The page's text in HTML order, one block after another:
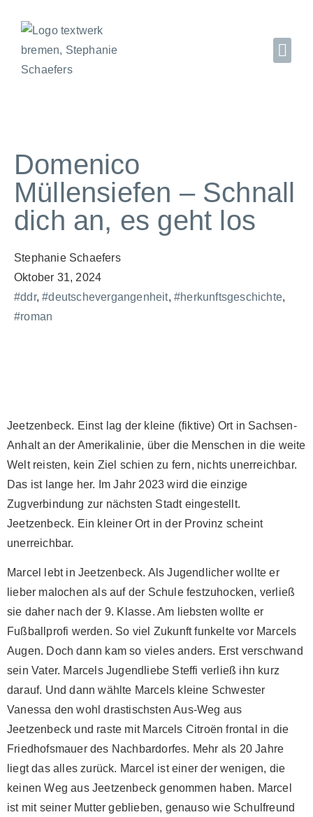
Domenico
Müllensiefen – Schnall
dich an, es geht los
Stephanie Schaefers
Oktober 31, 2024
#ddr,#deutschevergangenheit,#herkunftsgeschichte,
#roman
Jeetzenbeck. Einst lag der kleine (fiktive) Ort in Sachsen-
Anhalt an der Amerikalinie, über die Menschen in die weite
Welt reisten, kein Ziel schien zu fern, nichts unerreichbar.
Das ist lange her. Im Jahr 2023 wird die einzige
Zugverbindung zur nächsten Stadt eingestellt.
Jeetzenbeck. Ein kleiner Ort in der Provinz scheint
unerreichbar.
Marcel lebt in Jeetzenbeck. Als Jugendlicher wollte er
lieber malochen als auf der Schule festzuhocken, verließ
sie daher nach der 9. Klasse. Am liebsten wollte er
Fußballprofi werden. So viel Zukunft funkelte vor Marcels
Augen. Doch dann kam so vieles anders. Erst verschwand
sein Vater. Marcels Jugendliebe Steffi verließ ihn kurz
darauf. Und dann wählte Marcels kleine Schwester
Vanessa den wohl drastischsten Aus-Weg aus
Jeetzenbeck und raste mit Marcels Citroën frontal in die
Friedhofsmauer des Nachbardorfes. Mehr als 20 Jahre
liegt das alles zurück. Marcel ist einer der wenigen, die
keinen Weg aus Jeetzenbeck genommen haben. Marcel
ist mit seiner Mutter geblieben, genauso wie Schulfreund